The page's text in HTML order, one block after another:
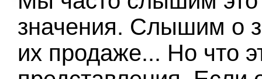
значения. Слышим о
их продаже... Но что